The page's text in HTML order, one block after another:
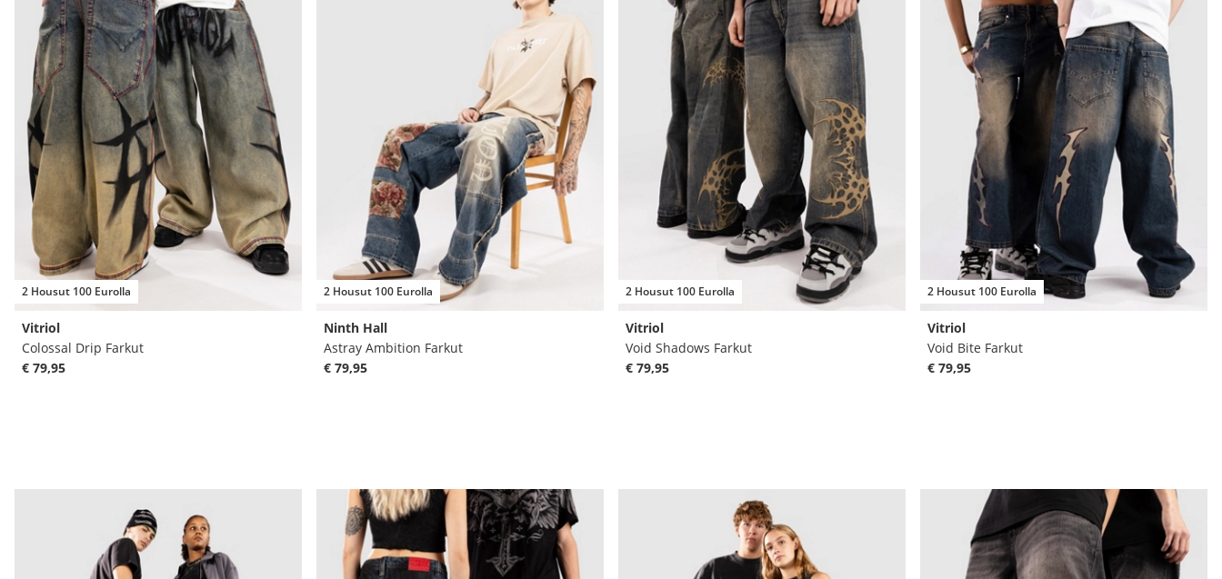
2 Housut 100 Eurolla
Vitriol
Colossal Drip Farkut
€ 79,95
2 Housut 100 Eurolla
Ninth Hall
Astray Ambition Farkut
€ 79,95
2 Housut 100 Eurolla
Vitriol
Void Shadows Farkut
€ 79,95
2 Housut 100 Eurolla
Vitriol
Void Bite Farkut
€ 79,95